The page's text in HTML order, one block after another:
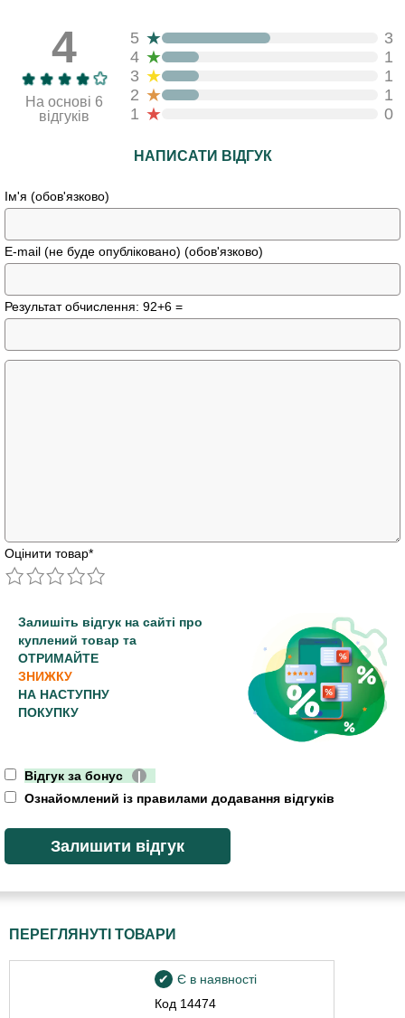
4
На основі 6
відгуків
5 ★
3
4 ★
1
3 ★
1
2 ★
1
1 ★ 0
НАПИСАТИ ВІДГУК
Ім'я (обов'язково)
E-mail (не буде опубліковано) (обов'язково)
Результат обчислення: 92+6 =
Оцінити товар*
Залишіть відгук на сайті про
куплений товар та
ОТРИМАЙТЕ
ЗНИЖКУ
НА НАСТУПНУ
ПОКУПКУ
Відгук за бонус
|
Ознайомлений із правилами додавання відгуків
ПЕРЕГЛЯНУТІ ТОВАРИ
Код 14474
Є в наявності